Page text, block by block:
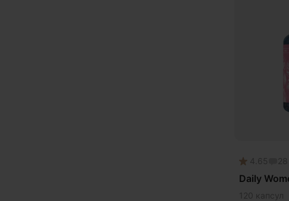
Сердце
4.65 28
Daily
120 капсул